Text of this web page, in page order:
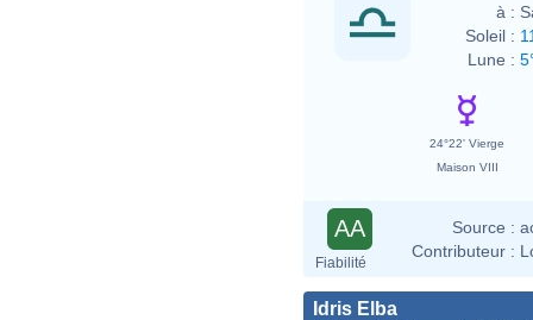
à :
Soleil :
Lune :
24°22' Vierge
Maison VIII
AA
Fiabilité
Source :
Contributeur :
Idris Elba